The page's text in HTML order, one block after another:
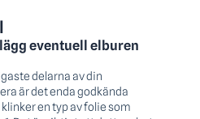
eventuell elburen
delarna av din
är det enda godkända
en typ av folie som